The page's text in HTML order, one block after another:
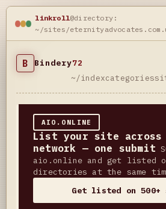
linkroll@directory:
~/sites/
B Bindery72
~/indexcategories
AIO.ONLINE
List your site across
network — one submit
aio.online and get listed
directories at the same
Get listed on